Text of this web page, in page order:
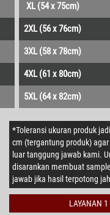
XL (54 x 75cm)
2XL (56 x 76cm)
3XL (58 x 78cm)
4XL (61 x 80cm)
5XL (64 x 82cm)
*Toleransi ukuran produk
cm (tergantung produk)
luar tanggung jawab kami.
disarankan membuat
jawab jika hasil terpotong
LAYANAN